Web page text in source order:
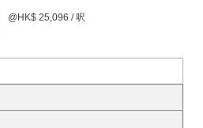
@HK$ 25,096 / 呎